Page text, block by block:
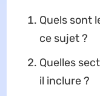
Quels sont
ce sujet ?
Quelles
il inclure ?